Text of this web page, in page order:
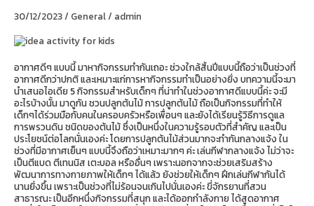
30/12/2023/ General/ admin
อากาศดีๆ แบบนี้ มาหากิจกรรมทำกันเถอะ ช่วงใกล้สิ้นปีแบบนี้ถือว่าเป็นช่วงที่
อากาศดีกว่าปกติ และเหมาะแก่การหากิจกรรมทำเป็นอย่างยิ่ง บทความนี้จะมา
นำเสนอไอเดีย 5 กิจกรรมสำหรับเด็กๆ ที่น่าทำในช่วงอากาศดีแบบนี้ค่ะ จะมี
อะไรบ้างนั้น มาดูกัน ชวนปลูกต้นไม้ การปลูกต้นไม้ ถือเป็นกิจกรรมที่ทำให้
เด็กๆได้ร่วมมือกับคนในครอบครัวหรือเพื่อนๆ และยังได้เรียนรู้วิธีการดูแล
การพรวนดิน ชนิดของต้นไม้ ซึ่งเป็นหนึ่งในความรู้รอบตัวที่สำคัญ และเป็น
ประโยชน์ต่อโลกนั่นเองค่ะ โดยการปลูกต้นไม้ส่วนมากจะทำกันกลางแจ้ง ใน
ช่วงที่มีอากาศเย็นๆ แบบนี้จึงถือว่าเหมาะมากๆ ค่ะ เล่นกีฬากลางแจ้ง ไม่ว่าจะ
เป็นตีแบด ตีเทนนิส เตะบอล หรืออื่นๆ เพราะนอกจากจะช่วยเสริมสร้าง
พัฒนาการทางกายภาพให้เด็กๆ ได้แล้ว ยังช่วยให้เด็กๆ ฝึกเล่นกีฬากันได้
นานยิ่งขึ้น เพราะเป็นช่วงที่ไม่ร้อนจนเกินไปนั่นเองค่ะ ขี่จักรยานที่สวน
สาธารณะ เป็นอีกหนึ่งกิจกรรมที่สนุก และได้ออกกำลังกาย ได้สูดอากาศ
ช่วง
ดีๆ